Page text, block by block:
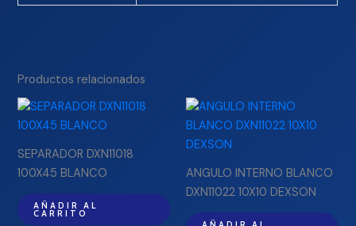
Productos relacionados
SEPARADOR DXN11018
100X45 BLANCO
AÑADIR AL
CARRITO
ANGULO INTERNO BLANCO
DXN11022 10X10 DEXSON